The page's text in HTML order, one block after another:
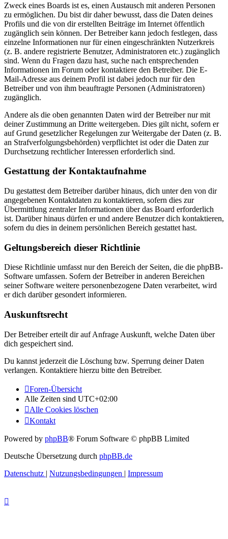
Zweck eines Boards ist es, einen Austausch mit anderen Personen
zu ermöglichen. Du bist dir daher bewusst, dass die Daten deines
Profils und die von dir erstellten Beiträge im Internet öffentlich
zugänglich sein können. Der Betreiber kann jedoch festlegen, dass
einzelne Informationen nur für einen eingeschränkten Nutzerkreis
(z. B. andere registrierte Benutzer, Administratoren etc.) zugänglich
sind. Wenn du Fragen dazu hast, suche nach entsprechenden
Informationen im Forum oder kontaktiere den Betreiber. Die E-
Mail-Adresse aus deinem Profil ist dabei jedoch nur für den
Betreiber und von ihm beauftragte Personen (Administratoren)
zugänglich.
Andere als die oben genannten Daten wird der Betreiber nur mit
deiner Zustimmung an Dritte weitergeben. Dies gilt nicht, sofern er
auf Grund gesetzlicher Regelungen zur Weitergabe der Daten (z. B.
an Strafverfolgungsbehörden) verpflichtet ist oder die Daten zur
Durchsetzung rechtlicher Interessen erforderlich sind.
Gestattung der Kontaktaufnahme
Du gestattest dem Betreiber darüber hinaus, dich unter den von dir
angegebenen Kontaktdaten zu kontaktieren, sofern dies zur
Übermittlung zentraler Informationen über das Board erforderlich
ist. Darüber hinaus dürfen er und andere Benutzer dich kontaktieren,
sofern du dies in deinem persönlichen Bereich gestattet hast.
Geltungsbereich dieser Richtlinie
Diese Richtlinie umfasst nur den Bereich der Seiten, die die phpBB-
Software umfassen. Sofern der Betreiber in anderen Bereichen
seiner Software weitere personenbezogene Daten verarbeitet, wird
er dich darüber gesondert informieren.
Auskunftsrecht
Der Betreiber erteilt dir auf Anfrage Auskunft, welche Daten über
dich gespeichert sind.
Du kannst jederzeit die Löschung bzw. Sperrung deiner Daten
verlangen. Kontaktiere hierzu bitte den Betreiber.
Foren-Übersicht
Alle Zeiten sind UTC+02:00
Alle Cookies löschen
Kontakt
Powered by phpBB® Forum Software © phpBB Limited
Deutsche Übersetzung durch phpBB.de
Datenschutz | Nutzungsbedingungen | Impressum